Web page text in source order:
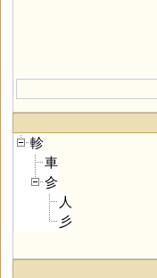
軫
車
㐱
人
彡